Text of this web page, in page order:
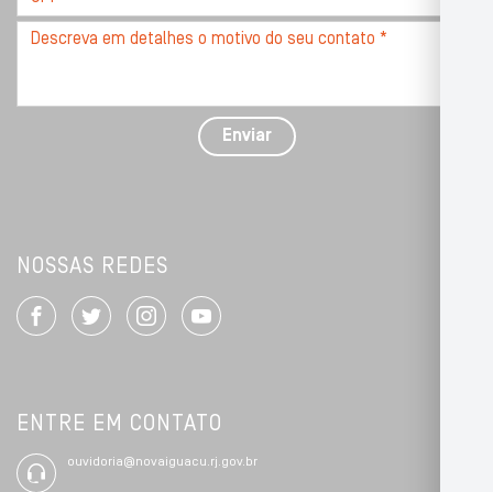
*
Descreva
com
Enviar
NOSSAS REDES
ENTRE EM CONTATO
ouvidoria@novaiguacu.rj.gov.br